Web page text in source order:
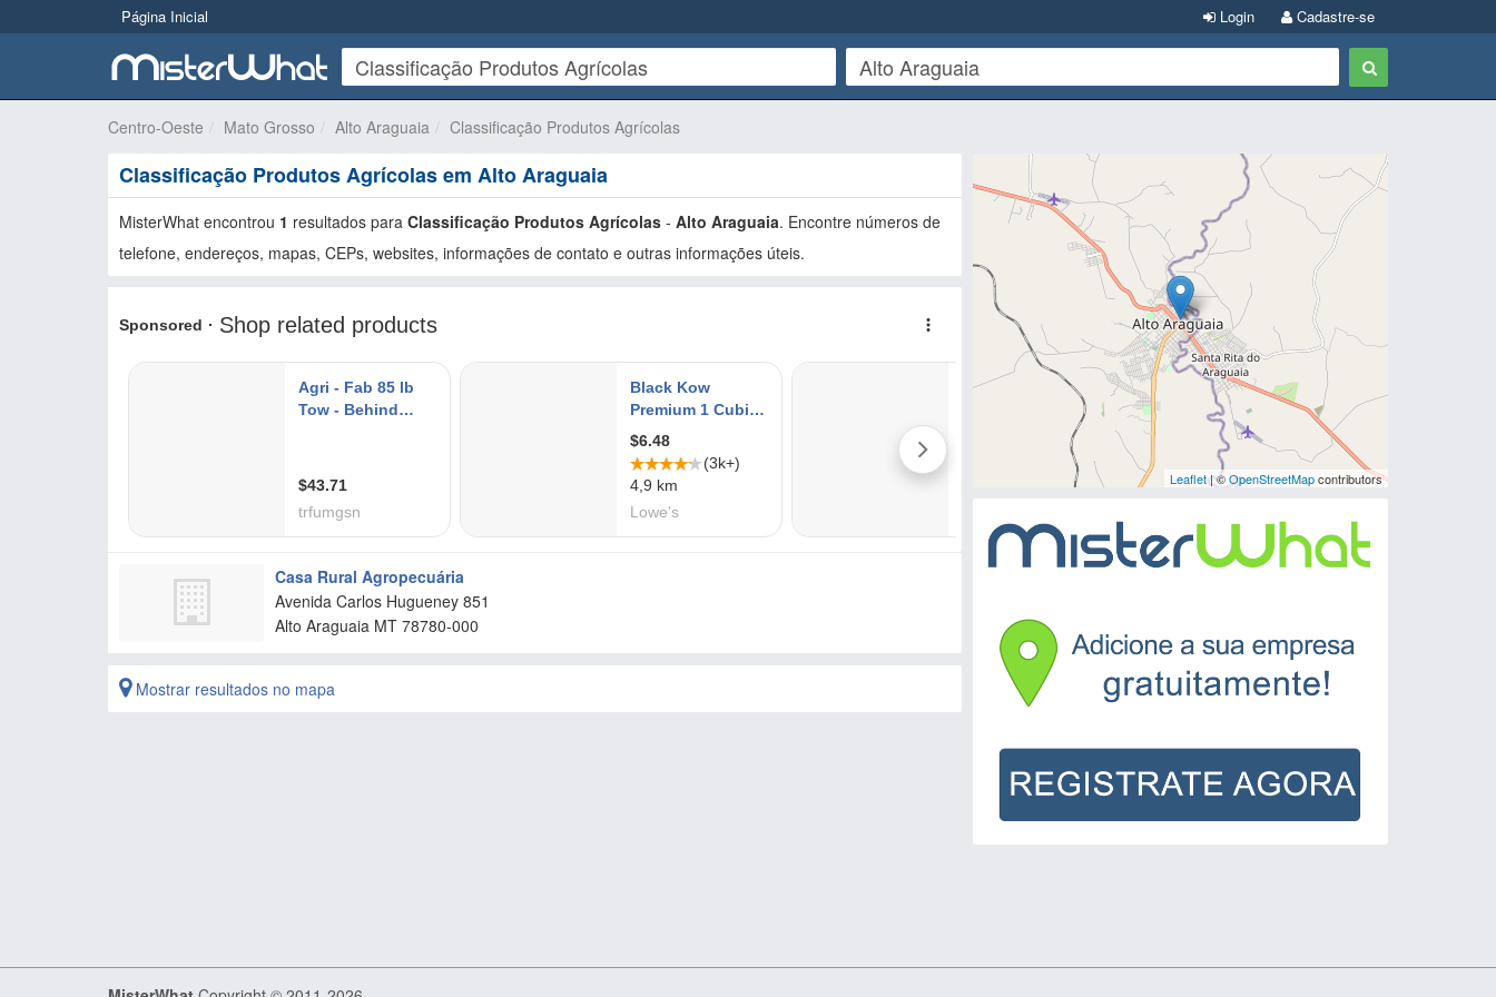
Página Inicial Cadastre-se
Login
Centro-Oeste Mato Grosso Alto Araguaia Classificação Produtos Agrícolas
Classificação Produtos Agrícolas em Alto Araguaia
MisterWhat encontrou 1 resultados para Classificação Produtos Agrícolas - Alto Araguaia. Encontre números de
telefone, endereços, mapas, CEPs, websites, informações de contato e outras informações úteis.
Casa Rural Agropecuária
Avenida Carlos Hugueney 851
Alto Araguaia MT 78780-000
Mostrar resultados no mapa
Leaflet| ©OpenStreetMapcontributors